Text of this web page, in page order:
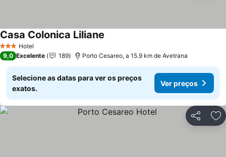
3 EstrelasHotel
Casa Colonica Liliane
9,0 Excelente 189 Porto Cesareo, a 15.9 km de Avetrana
Selecione as datas para ver os preços
exatos.
Ver preços
Partilhar